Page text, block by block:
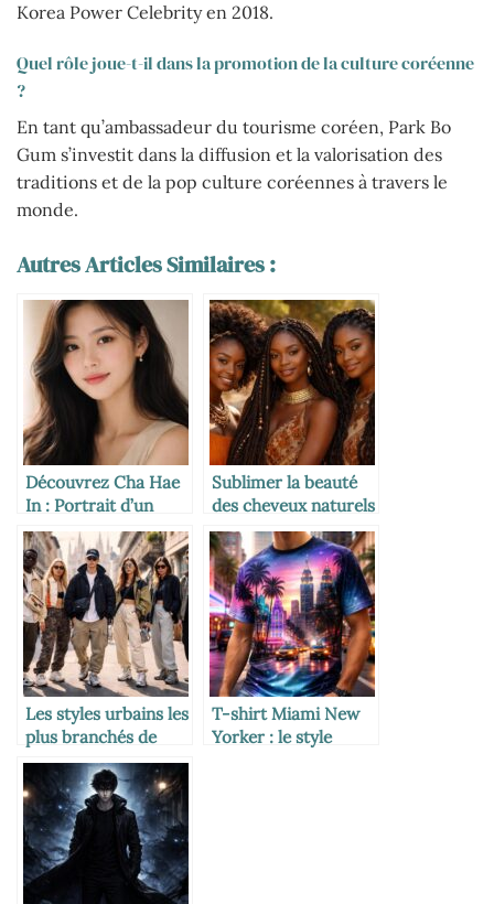
Korea Power Celebrity en 2018.
Quel rôle joue-t-il dans la promotion de la culture coréenne
?
En tant qu’ambassadeur du tourisme coréen, Park Bo
Gum s’investit dans la diffusion et la valorisation des
traditions et de la pop culture coréennes à travers le
monde.
Autres Articles Similaires :
Découvrez Cha Hae
In : Portrait d’un
talent exceptionnel
Sublimer la beauté
des cheveux naturels
avec des coiffures
africaines
authentiques
Les styles urbains les
plus branchés de
Milan dévoilés
T-shirt Miami New
Yorker : le style